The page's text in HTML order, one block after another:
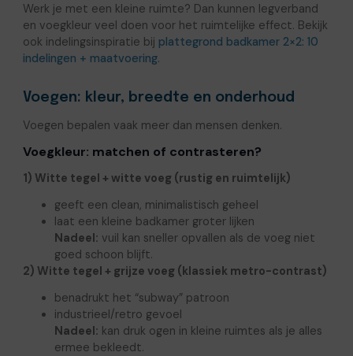
Werk je met een kleine ruimte? Dan kunnen legverband
en voegkleur veel doen voor het ruimtelijke effect. Bekijk
ook indelingsinspiratie bij plattegrond badkamer 2×2: 10
indelingen + maatvoering.
Voegen: kleur, breedte en onderhoud
Voegen bepalen vaak meer dan mensen denken.
Voegkleur: matchen of contrasteren?
1) Witte tegel + witte voeg (rustig en ruimtelijk)
geeft een clean, minimalistisch geheel
laat een kleine badkamer groter lijken
Nadeel: vuil kan sneller opvallen als de voeg niet
goed schoon blijft.
2) Witte tegel + grijze voeg (klassiek metro-contrast)
benadrukt het “subway” patroon
industrieel/retro gevoel
Nadeel: kan druk ogen in kleine ruimtes als je alles
ermee bekleedt.